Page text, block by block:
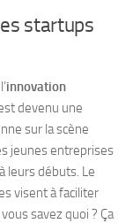
startups
innovation
devenu une
sur la scène
jeunes entreprises
leurs débuts. Le
visent à faciliter
savez quoi ? Ça